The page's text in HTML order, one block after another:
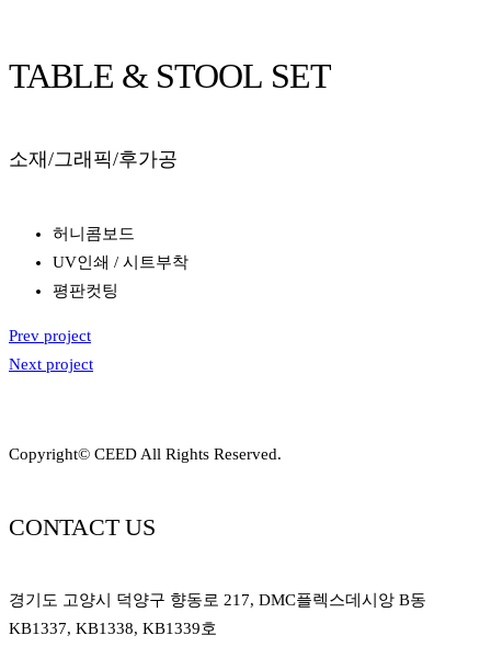
TABLE & STOOL SET
소재/그래픽/후가공
허니콤보드
UV인쇄 / 시트부착
평판컷팅
Prev project
Next project
Copyright© CEED All Rights Reserved.
CONTACT US
경기도 고양시 덕양구 향동로 217, DMC플렉스데시앙 B동
KB1337, KB1338, KB1339호